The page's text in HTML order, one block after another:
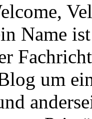
Name
um